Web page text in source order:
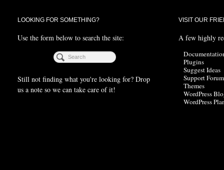
LOOKING FOR SOMETHING?
Use the form below to search the site:
Still not finding what you're looking for? Drop
us a note so we can take care of it!
VISIT OUR
A few highly
Plugins
Suggest Ideas
Support Forum
Themes
WordPress
WordPress